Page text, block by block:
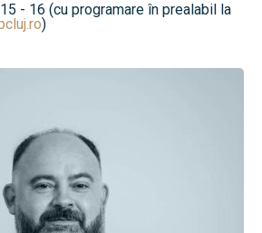
- 16 (cu programare în prealabil la
)